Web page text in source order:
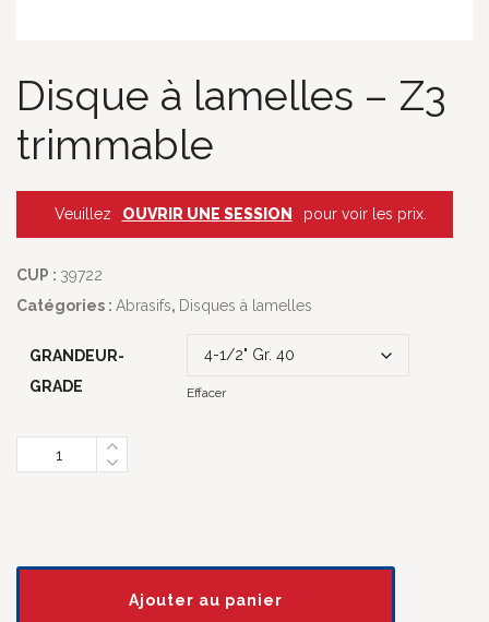
Disque à lamelles – Z3
trimmable
Veuillez OUVRIR UNE SESSION pour voir les prix.
CUP : 39722
Catégories : Abrasifs, Disques à lamelles
GRANDEUR-
GRADE
Effacer
Quantity
Ajouter au panier